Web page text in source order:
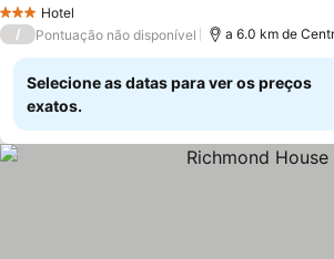
3 EstrelasHotel
/ Pontuação não disponível a 6.0 km de
Selecione as datas para ver os preços
exatos.